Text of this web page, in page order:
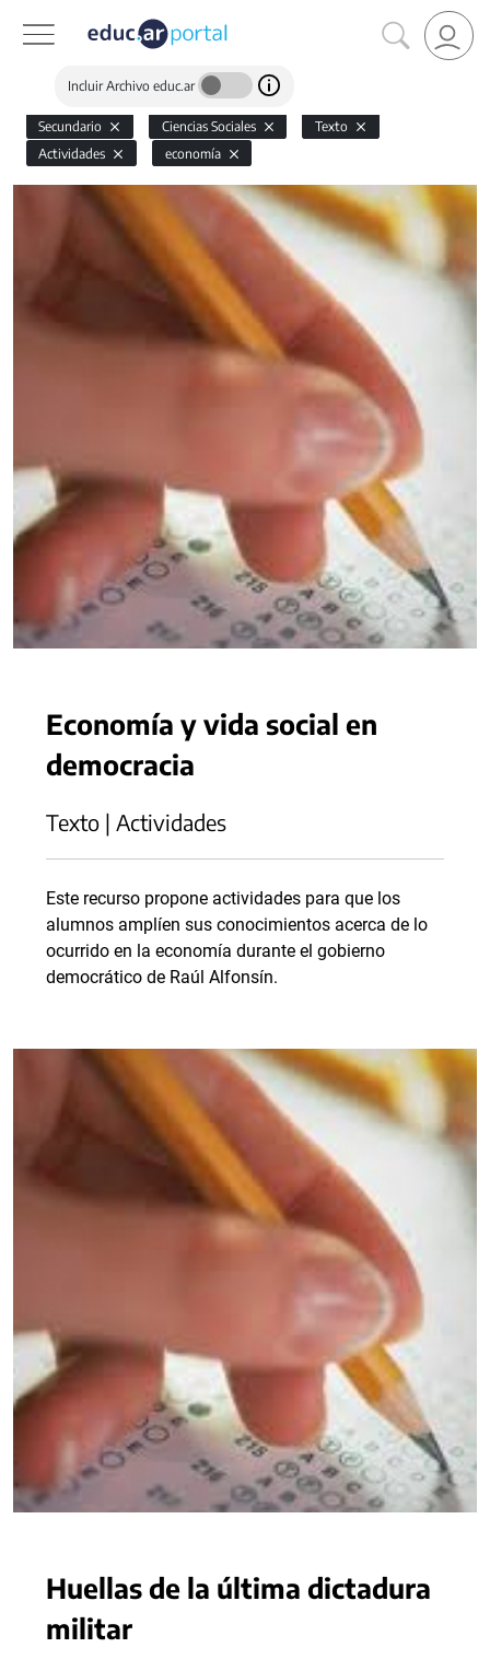
Incluir Archivo educ.ar
Secundario Ciencias Sociales
Texto
Actividades
economía
Economía y vida social en
democracia
Texto | Actividades
Este recurso propone actividades para que los
alumnos amplíen sus conocimientos acerca de lo
ocurrido en la economía durante el gobierno
democrático de Raúl Alfonsín.
Huellas de la última dictadura
militar